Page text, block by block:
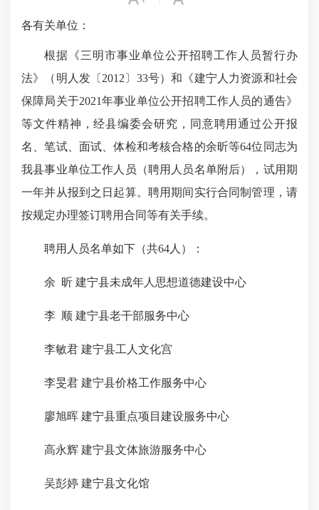
各有关单位：
根据《三明市事业单位公开招聘工作人员暂行办
法》（明人发 〔 2012 〕 33号）和《建宁人力资源和社会
保障局关于2021年事业单位公开招聘工作人员的通告》
等文件精神，经县编委会研究，同意聘用通过公开报
名、笔试、面试、体检和考核合格的余昕等64位同志为
我县事业单位工作人员（聘用人员名单附后），试用期
一年并从报到之日起算。聘用期间实行合同制管理，请
按规定办理签订聘用合同等有关手续。
聘用人员名单如下（共64 人）：
余 昕 建宁县未成年人思想道德建设中心
李 顺 建宁县老干部服务中心
李敏君 建宁县工人文化宫
李旻君 建宁县价格工作服务中心
廖旭晖 建宁县重点项目建设服务中心
高永辉 建宁县文体旅游服务中心
吴彭婷 建宁县文化馆